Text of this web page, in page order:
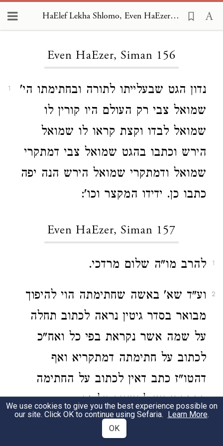
HaElef Lekha Shlomo, Even HaEzer 156
Even HaEzer, Siman 156
1
נדון הגט שבעלייתו לתורה ובחתימתו הי'
שמואל צבי רק העולם היו קורין לו
שמואל לבדו וקצת קראו לו שמואל
הירש וכתבו בהגט שמואל צבי דמתקרי
שמואל ודמתקרי שמואל הירש הנה יפה
כתבו כן. ידידו המקצר וכו':
Even HaEzer, Siman 157
1 להרב מו"ה שלום מרדכי.
2
וע"ד שא' באשה שחתימתה הוי להיפוך
מבואר בסדר גיטין נראה לכתוב תחלה
על שמה אשר נקראת בפי כל ואח"כ
לכתוב על חתימתה דמתקריא ואף
דהטו"ז כתב דאין לכתוב על החתימה
דמתקרי אין להשגיח על זה:
Even HaEzer, Siman 158
We use cookies to give you the best experience possible on
our site. Click OK to continue using Sefaria. Learn More.
OK